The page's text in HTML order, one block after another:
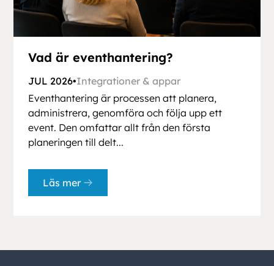
Vad är eventhantering?
JUL 2026•Integrationer & appar
Eventhantering är processen att planera,
administrera, genomföra och följa upp ett
event. Den omfattar allt från den första
planeringen till delt...
Läs mer